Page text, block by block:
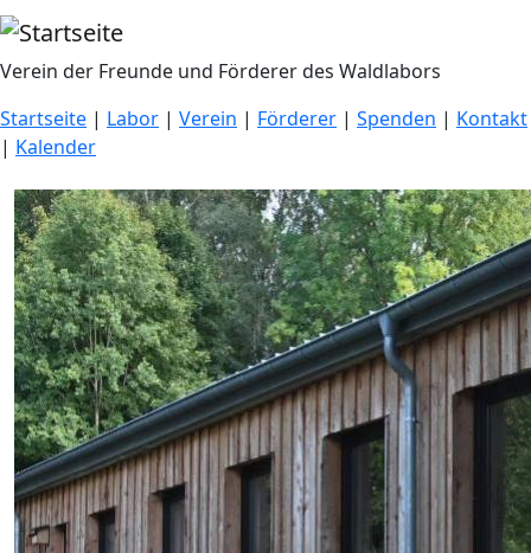
Direkt zum Inhalt
Verein der Freunde und Förderer des Waldlabors
Startseite | Labor | Verein | Förderer | Spenden | Kontakt
| Kalender